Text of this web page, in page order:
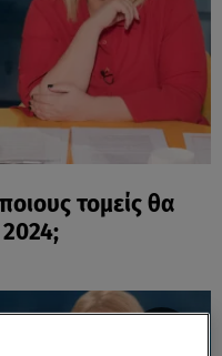
τομείς θα